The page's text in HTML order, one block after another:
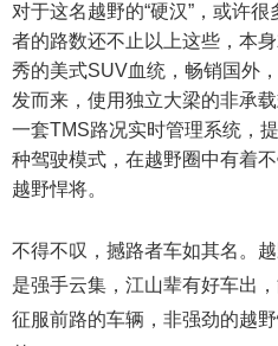
对于这名越野的“硬汉”，或许
者的路数还不止以上这些，本
秀的美式SUV血统，畅销国外
发而来，使用独立大梁的非承
一套TMS路况实时管理系统，
种驾驶模式，在越野圈中有着
越野悍将。
不得不叹，撼路者车如其名。
是强手云集，江山辈有好车出
征服前路的车辆，非强劲的越